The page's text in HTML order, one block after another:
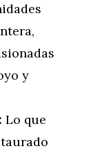
y
Lo que